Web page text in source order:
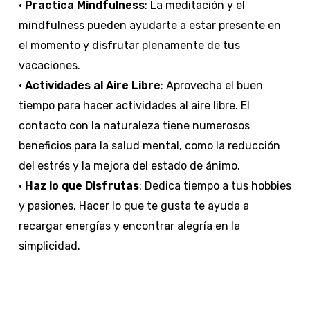
• Practica Mindfulness: La meditación y el
mindfulness pueden ayudarte a estar presente en
el momento y disfrutar plenamente de tus
vacaciones.
• Actividades al Aire Libre: Aprovecha el buen
tiempo para hacer actividades al aire libre. El
contacto con la naturaleza tiene numerosos
beneficios para la salud mental, como la reducción
del estrés y la mejora del estado de ánimo.
• Haz lo que Disfrutas: Dedica tiempo a tus hobbies
y pasiones. Hacer lo que te gusta te ayuda a
recargar energías y encontrar alegría en la
simplicidad.